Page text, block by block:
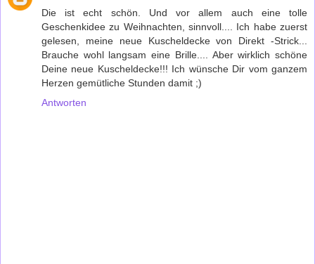
Die ist echt schön. Und vor allem auch eine tolle
Geschenkidee zu Weihnachten, sinnvoll.... Ich habe zuerst
gelesen, meine neue Kuscheldecke von Direkt -Strick...
Brauche wohl langsam eine Brille.... Aber wirklich schöne
Deine neue Kuscheldecke!!! Ich wünsche Dir vom ganzem
Herzen gemütliche Stunden damit ;)
Antworten